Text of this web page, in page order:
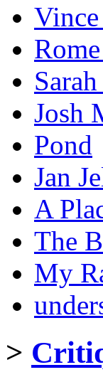
Vince
Josh
Pond
Jan
A
The
My
>